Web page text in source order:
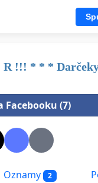
R !!! * * *
Facebooku (7)
Oznamy 2